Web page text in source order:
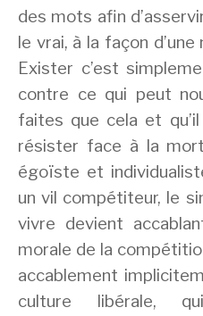
des mots afin
le vrai, à la façon
Exister c’est
contre ce qui peut
faites que cela et
résister face à la
égoïste et
un vil compétiteur, le
vivre devient
morale de la
accablement
culture libérale,